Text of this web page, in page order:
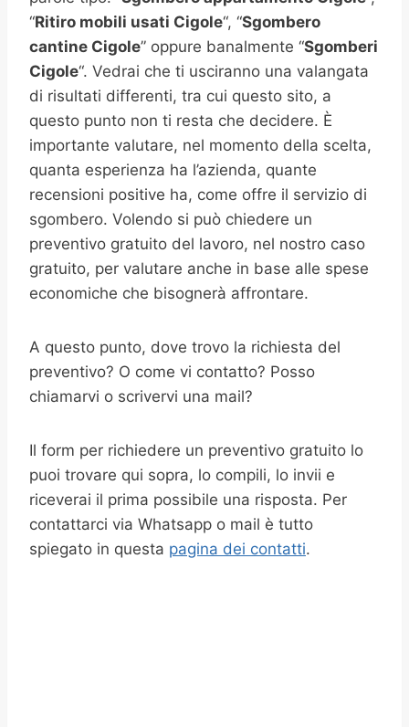
“Ritiro mobili usati Cigole“, “Sgombero
cantine Cigole” oppure banalmente “Sgomberi
Cigole“. Vedrai che ti usciranno una valangata
di risultati differenti, tra cui questo sito, a
questo punto non ti resta che decidere. È
importante valutare, nel momento della scelta,
quanta esperienza ha l’azienda, quante
recensioni positive ha, come offre il servizio di
sgombero. Volendo si può chiedere un
preventivo gratuito del lavoro, nel nostro caso
gratuito, per valutare anche in base alle spese
economiche che bisognerà affrontare.
A questo punto, dove trovo la richiesta del
preventivo? O come vi contatto? Posso
chiamarvi o scrivervi una mail?
Il form per richiedere un preventivo gratuito lo
puoi trovare qui sopra, lo compili, lo invii e
riceverai il prima possibile una risposta. Per
contattarci via Whatsapp o mail è tutto
spiegato in questa pagina dei contatti.